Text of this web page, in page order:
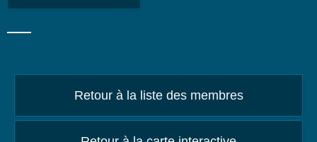
Retour à la liste des membres